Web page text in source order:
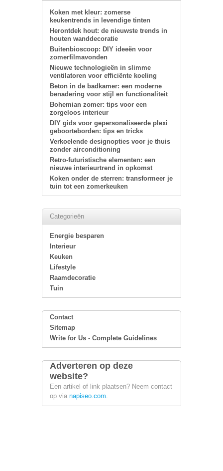
Koken met kleur: zomerse
keukentrends in levendige tinten
Herontdek hout: de nieuwste trends in
houten wanddecoratie
Buitenbioscoop: DIY ideeën voor
zomerfilmavonden
Nieuwe technologieën in slimme
ventilatoren voor efficiënte koeling
Beton in de badkamer: een moderne
benadering voor stijl en functionaliteit
Bohemian zomer: tips voor een
zorgeloos interieur
DIY gids voor gepersonaliseerde plexi
geboorteborden: tips en tricks
Verkoelende designopties voor je thuis
zonder airconditioning
Retro-futuristische elementen: een
nieuwe interieurtrend in opkomst
Koken onder de sterren: transformeer je
tuin tot een zomerkeuken
Categorieën
Energie besparen
Interieur
Keuken
Lifestyle
Raamdecoratie
Tuin
Contact
Sitemap
Write for Us - Complete Guidelines
Adverteren op deze
website?
Een artikel of link plaatsen? Neem contact
op via napiseo.com